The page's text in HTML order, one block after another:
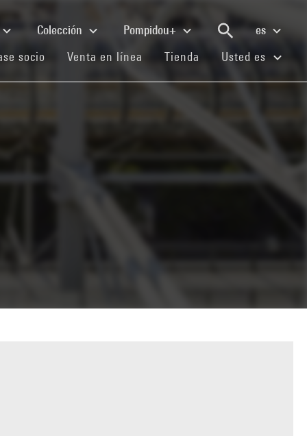
Colección Pompidou+
es
socio (current)
Venta en línea (current)
Tienda (current)
Usted es